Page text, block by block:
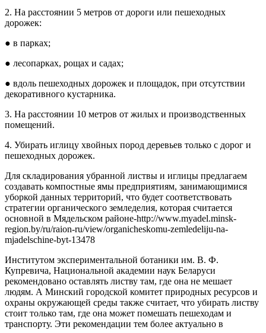
2. На расстоянии 5 метров от дороги или пешеходных
дорожек:
● в парках;
● лесопарках, рощах и садах;
● вдоль пешеходных дорожек и площадок, при отсутствии
декоративного кустарника.
3. На расстоянии 10 метров от жилых и производственных
помещений.
4. Убирать иглицу хвойных пород деревьев только с дорог и
пешеходных дорожек.
Для складирования убранной листвы и иглицы предлагаем
создавать компостные ямы предприятиям, занимающимися
уборкой данных территорий, что будет соответствовать
стратегии органического земледелия, которая считается
основной в Мядельском районе-http://www.myadel.minsk-
region.by/ru/raion-ru/view/organicheskomu-zemledeliju-na-
mjadelschine-byt-13478
Институтом экспериментальной ботаники им. В. Ф.
Купревича, Национальной академии наук Беларуси
рекомендовано оставлять листву там, где она не мешает
людям. А Минский городской комитет природных ресурсов и
охраны окружающей среды также считает, что убирать листву
стоит только там, где она может помешать пешеходам и
транспорту. Эти рекомендации тем более актуально в